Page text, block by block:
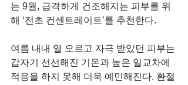
는 9월, 급격하게 건조해지는 피부를 위
해 ‘전초 컨센트레이트’를 추천한다.
여름 내내 열 오르고 자극 받았던 피부는
갑자기 선선해진 기온과 높은 일교차에
적응을 하지 못해 더욱 예민해진다. 환절